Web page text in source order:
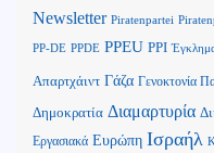
Newsletter Piratenpartei
PP-DE PPDE PPEU PPI
Απαρτχάιντ Γάζα Γενοκτονία
Δημοκρατία Διαμαρτυρία
Εργασιακά Ευρώπη Ισραήλ